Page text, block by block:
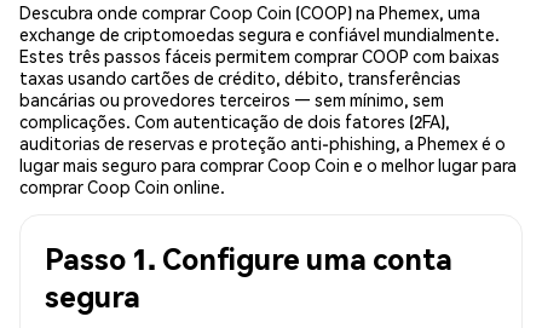
Descubra onde comprar Coop Coin (COOP) na Phemex, uma
exchange de criptomoedas segura e confiável mundialmente.
Estes três passos fáceis permitem comprar COOP com baixas
taxas usando cartões de crédito, débito, transferências
bancárias ou provedores terceiros — sem mínimo, sem
complicações. Com autenticação de dois fatores (2FA),
auditorias de reservas e proteção anti-phishing, a Phemex é o
lugar mais seguro para comprar Coop Coin e o melhor lugar para
comprar Coop Coin online.
Passo 1. Configure uma conta
segura